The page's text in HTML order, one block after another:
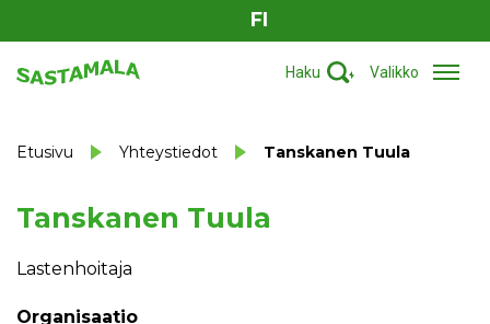
FI
Haku Valikko
Etusivu Yhteystiedot Tanskanen Tuula
Tanskanen Tuula
Lastenhoitaja
Organisaatio